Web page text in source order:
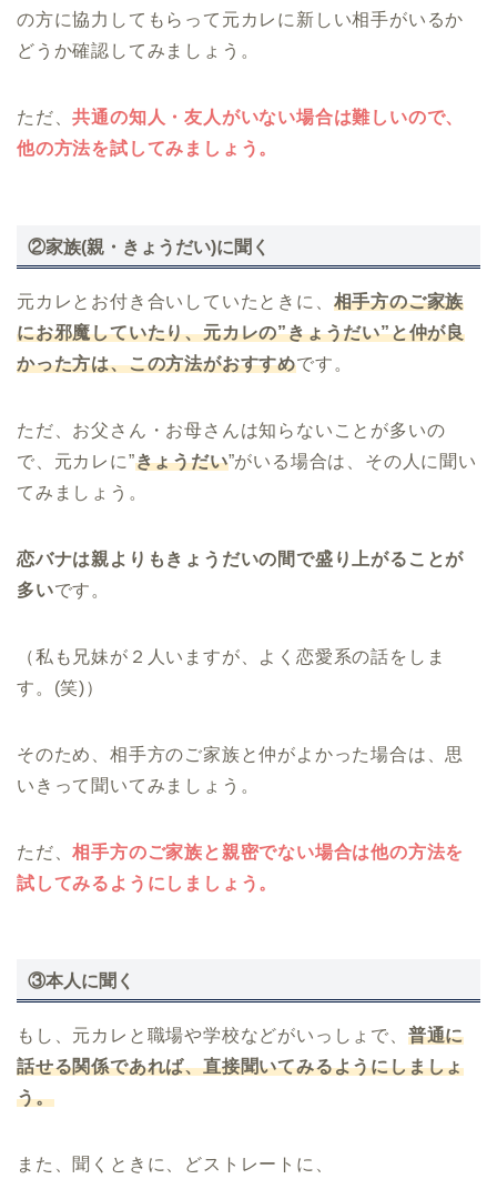
の方に協力してもらって元カレに新しい相手がいるか
どうか確認してみましょう。
ただ、共通の知人・友人がいない場合は難しいので、
他の方法を試してみましょう。
②家族(親・きょうだい)に聞く
元カレとお付き合いしていたときに、 相手方のご家族
にお邪魔していたり、元カレの”きょうだい”と仲が良
かった方は、この方法がおすすめです。
ただ、お父さん・お母さんは知らないことが多いの
で、元カレに”きょうだい”がいる場合は、その人に聞い
てみましょう。
恋バナは親よりもきょうだいの間で盛り上がることが
多いです。
（私も兄妹が２人いますが、よく恋愛系の話をしま
す。(笑)）
そのため、相手方のご家族と仲がよかった場合は、思
いきって聞いてみましょう。
ただ、相手方のご家族と親密でない場合は他の方法を
試してみるようにしましょう。
③本人に聞く
もし、元カレと職場や学校などがいっしょで、 普通に
話せる関係であれば、直接聞いてみるようにしましょ
う。
また、聞くときに、どストレートに、